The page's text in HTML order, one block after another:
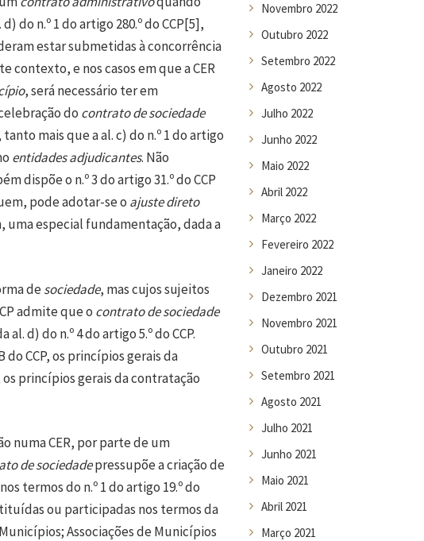
do n.º 1 do artigo 280.º do CCP[5],
estar submetidas à concorrência
contexto, e nos casos em que a CER
, será necessário ter em
do contrato de sociedade
tanto mais que a al. c) do n.º 1 do artigo
entidades adjudicantes. Não
dispõe o n.º 3 do artigo 31.º do CCP
pode adotar-se o ajuste direto
uma especial fundamentação, dada a
desociedade, mas cujos sujeitos
admite que o contrato de sociedade
al. d) do n.º 4 do artigo 5.º do CCP.
CCP, os princípios gerais da
princípios gerais da contratação
numa CER, por parte de um
de sociedadepressupõe a criação de
termos do n.º 1 do artigo 19.º do
ou participadas nos termos da
Associações de Municípios
Novembro 2022
Outubro 2022
Setembro 2022
Agosto 2022
Julho 2022
Junho 2022
Maio 2022
Abril 2022
Março 2022
Fevereiro 2022
Janeiro 2022
Dezembro 2021
Novembro 2021
Outubro 2021
Setembro 2021
Agosto 2021
Julho 2021
Junho 2021
Maio 2021
Abril 2021
Março 2021